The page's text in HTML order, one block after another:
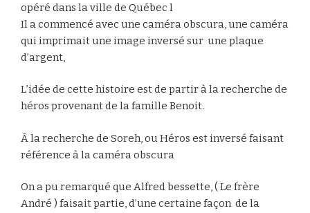
opéré dans la ville de Québec l
Il a commencé avec une caméra obscura, une caméra
qui imprimait une image inversé sur une plaque
d’argent,
L’idée de cette histoire est de partir à la recherche de
héros provenant de la famille Benoit.
À la recherche de Soreh, ou Héros est inversé faisant
référence à la caméra obscura
On a pu remarqué que Alfred bessette, ( Le frère
André ) faisait partie, d’une certaine façon de la